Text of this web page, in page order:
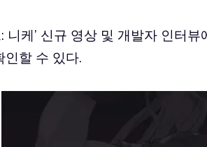
: 니케’ 신규 영상 및 개발자 인터
인할 수 있다.